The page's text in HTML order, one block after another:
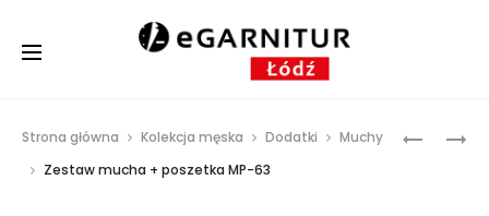
ZESTAW
ZESTAW
Strona główna Kolekcja męska Dodatki
Muchy
Zestaw mucha + poszetka MP-63